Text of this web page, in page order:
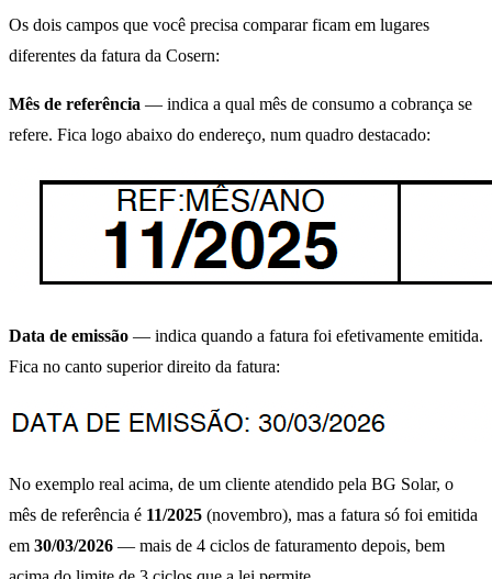
Os dois campos que você precisa comparar ficam em lugares
diferentes da fatura da Cosern:
Mês de referência — indica a qual mês de consumo a cobrança se
refere. Fica logo abaixo do endereço, num quadro destacado:
Data de emissão — indica quando a fatura foi efetivamente emitida.
Fica no canto superior direito da fatura:
No exemplo real acima, de um cliente atendido pela BG Solar, o
mês de referência é 11/2025 (novembro), mas a fatura só foi emitida
em 30/03/2026 — mais de 4 ciclos de faturamento depois, bem